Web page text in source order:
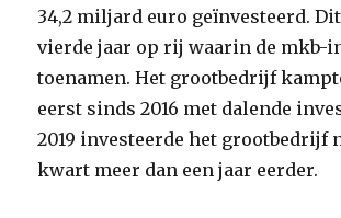
34,2 miljard euro geïnvesteerd.
vierde jaar op rij waarin de mkb-
toenamen. Het grootbedrijf
eerst sinds 2016 met dalende
2019 investeerde het grootbedrijf
kwart meer dan een jaar eerder.